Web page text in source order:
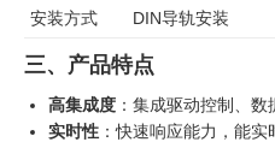
安装方式 DIN导轨安装
三、产品特点
高集成度 ：集成驱动控制、
实时性 ：快速响应能力，能